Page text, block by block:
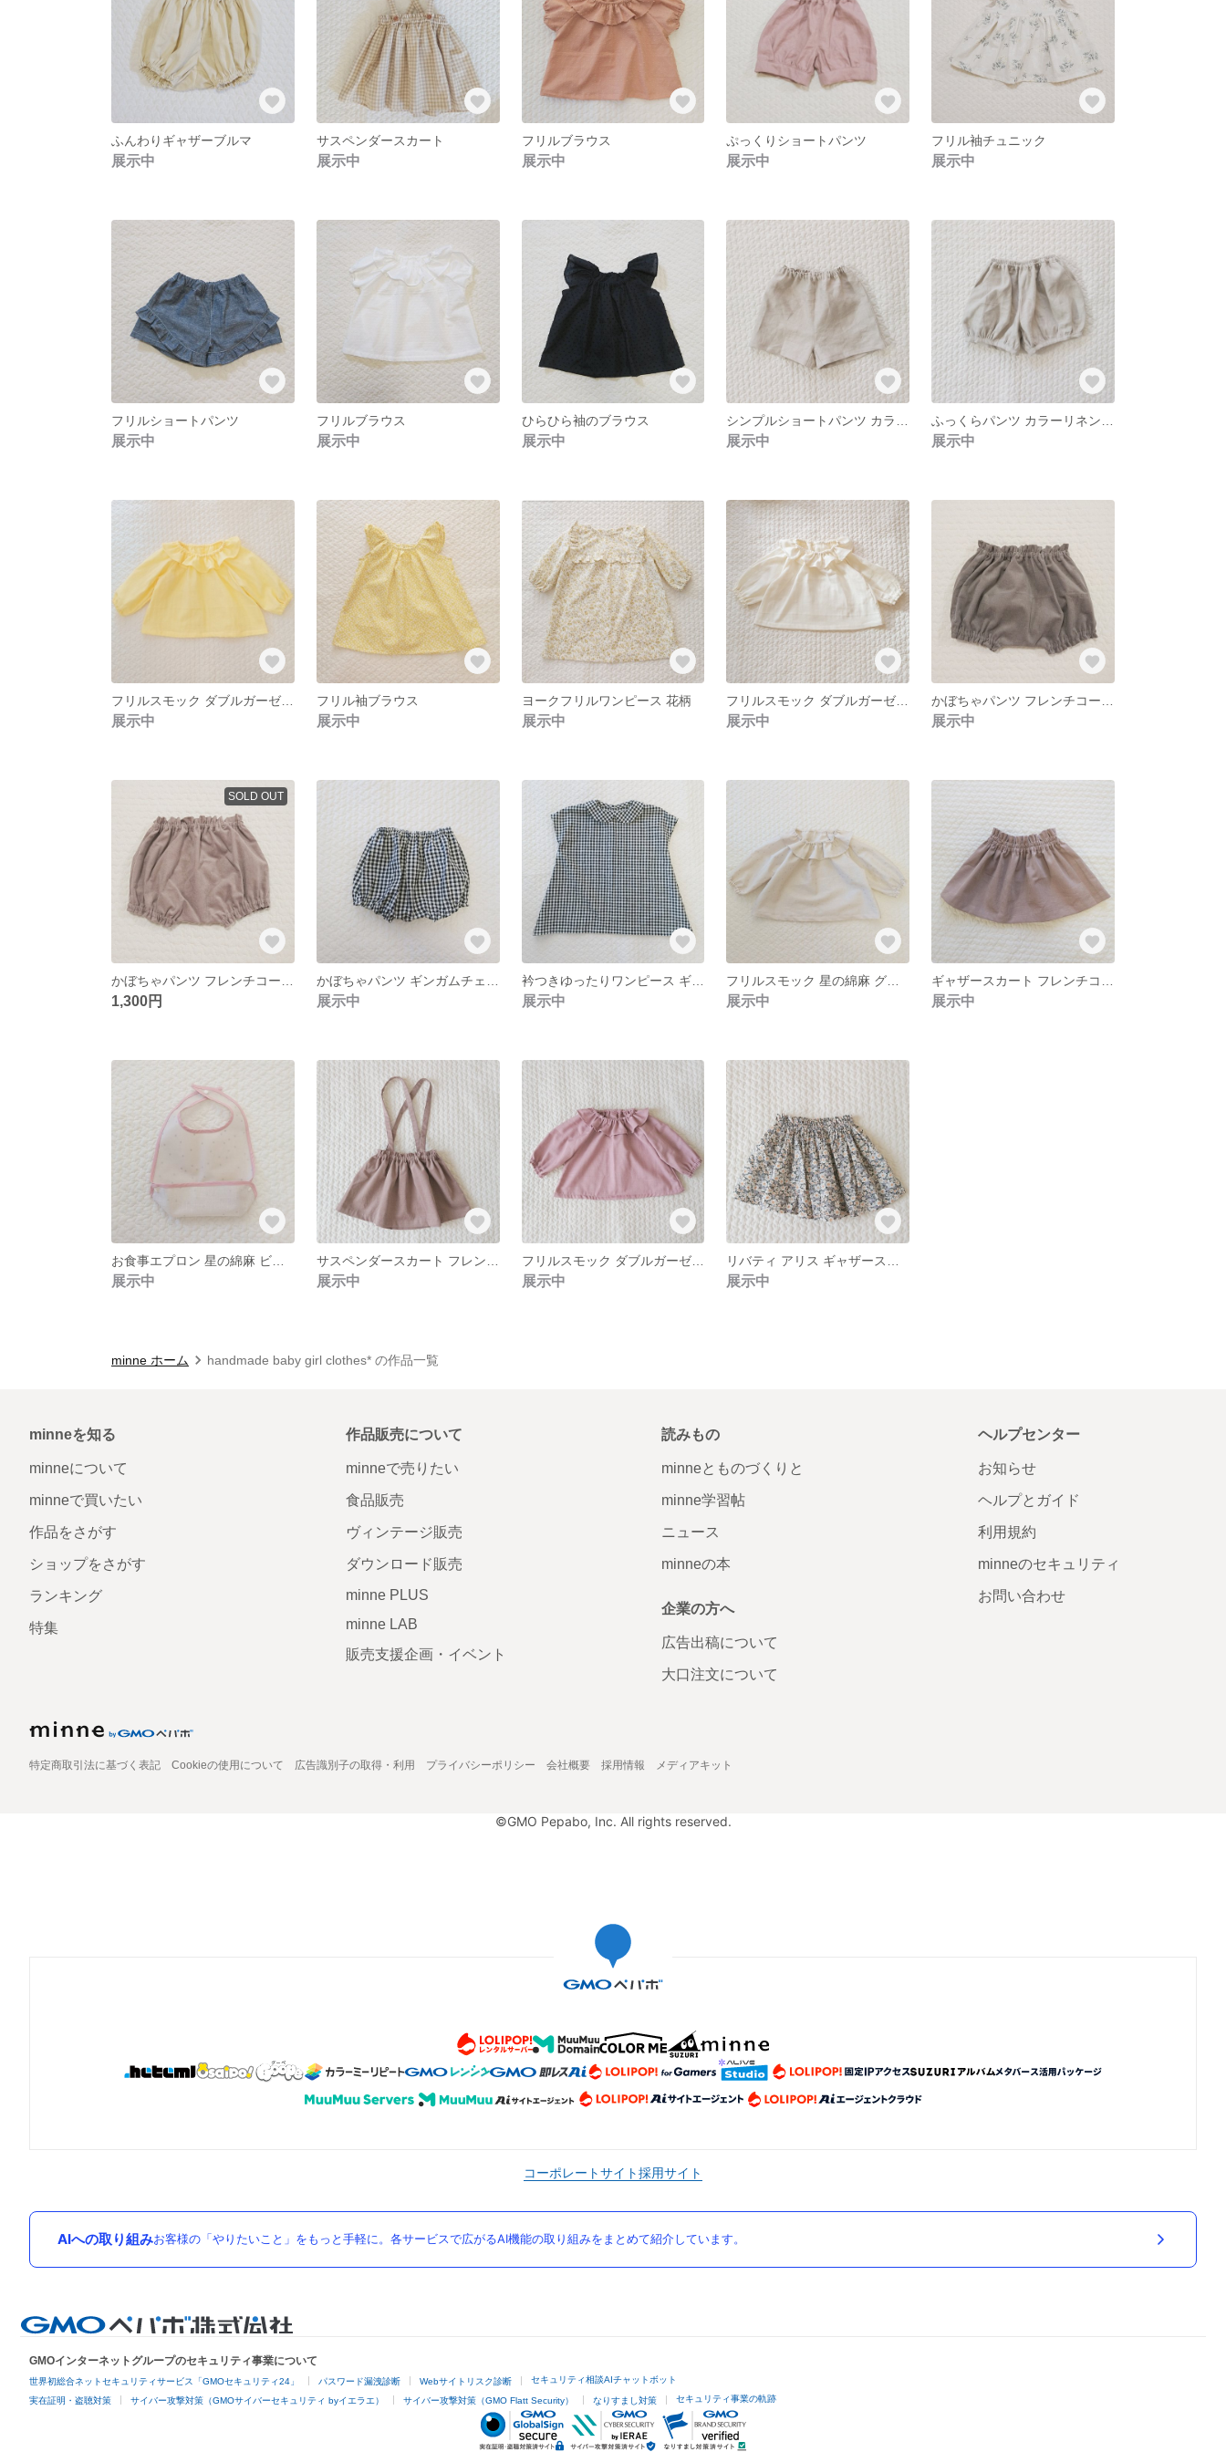
ふんわりギャザーブルマ
展示中
サスペンダースカート
展示中
フリルブラウス
展示中
ぷっくりショートパンツ
展示中
フリル袖チュニック
展示中
フリルショートパンツ
展示中
フリルブラウス
展示中
ひらひら袖のブラウス
展示中 展示中 展示中
フリルスモック ダブルガーゼ イエロー
展示中
フリル袖ブラウス
展示中
ヨークフリルワンピース 花柄
展示中
フリルスモック ダブルガーゼ きなり
展示中 展示中
SOLD OUT
1,300円 展示中
衿つきゆったりワンピース ギンガムチェック
展示中 展示中 展示中
展示中 展示中
フリルスモック ダブルガーゼ スモーキーピンク
展示中 展示中
minne ホーム handmade baby girl clothes* の作品一覧
minneを知る
minneについて
minneで買いたい
作品をさがす
ショップをさがす
ランキング
特集
作品販売について
minneで売りたい
食品販売
ヴィンテージ販売
ダウンロード販売
minne PLUS
minne LAB
販売支援企画・イベント
読みもの
minneとものづくりと
minne学習帖
ニュース
minneの本
企業の方へ
広告出稿について
大口注文について
ヘルプセンター
お知らせ
ヘルプとガイド
利用規約
minneのセキュリティ
お問い合わせ
特定商取引法に基づく表記 Cookieの使用について 広告識別子の取得・利用 プライバシーポリシー 会社概要 採用情報 メディアキット
©GMO Pepabo, Inc. All rights reserved.
コーポレートサイト採用サイト
AIへの取り組みお客様の「やりたいこと」をもっと手軽に。各サービスで広がるAI機能の取り組みをまとめて紹介しています。
GMOインターネットグループのセキュリティ事業について
世界初総合ネットセキュリティサービス「GMOセキュリティ24」 パスワード漏洩診断 Webサイトリスク診断 セキュリティ相談AIチャットボット
実在証明・盗聴対策 サイバー攻撃対策（GMOサイバーセキュリティ byイエラエ） サイバー攻撃対策（GMO Flatt Security） なりすまし対策 セキュリティ事業の軌跡